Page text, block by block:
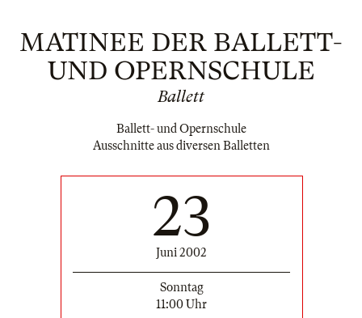
MATINEE DER BALLETT-
UND OPERNSCHULE
Ballett
Ballett- und Opernschule
Ausschnitte aus diversen Balletten
23
Juni 2002
Sonntag
11:00 Uhr